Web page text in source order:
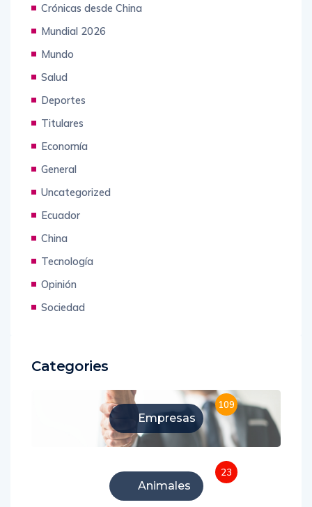
Crónicas desde China
Mundial 2026
Mundo
Salud
Deportes
Titulares
Economía
General
Uncategorized
Ecuador
China
Tecnología
Opinión
Sociedad
Categories
Empresas
109
Animales
23